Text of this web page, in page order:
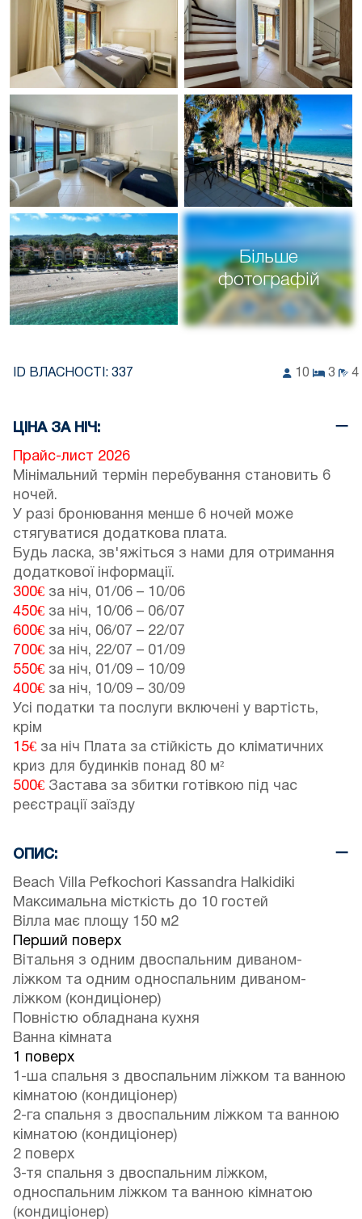
Більше
фотографій
ID ВЛАСНОСТІ: 337 10 3 4
ЦІНА ЗА НІЧ:
Прайс-лист 2026
Мінімальний термін перебування становить 6
ночей.
У разі бронювання менше 6 ночей може
стягуватися додаткова плата.
Будь ласка, зв'яжіться з нами для отримання
додаткової інформації.
300€ за ніч, 01/06 – 10/06
450€ за ніч, 10/06 – 06/07
600€ за ніч, 06/07 – 22/07
700€ за ніч, 22/07 – 01/09
550€ за ніч, 01/09 – 10/09
400€ за ніч, 10/09 – 30/09
Усі податки та послуги включені у вартість,
крім
15€ за ніч Плата за стійкість до кліматичних
криз для будинків понад 80 м²
500€ Застава за збитки готівкою під час
реєстрації заїзду
ОПИС:
Beach Villa Pefkochori Kassandra Halkidiki
Максимальна місткість до 10 гостей
Вілла має площу 150 м2
Перший поверх
Вітальня з одним двоспальним диваном-
ліжком та одним односпальним диваном-
ліжком (кондиціонер)
Повністю обладнана кухня
Ванна кімната
1 поверх
1-ша спальня з двоспальним ліжком та ванною
кімнатою (кондиціонер)
2-га спальня з двоспальним ліжком та ванною
кімнатою (кондиціонер)
2 поверх
3-тя спальня з двоспальним ліжком,
односпальним ліжком та ванною кімнатою
(кондиціонер)